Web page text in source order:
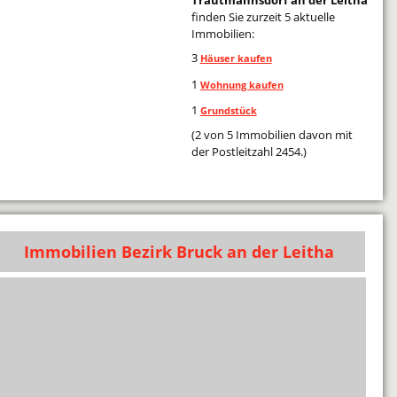
finden Sie zurzeit 5 aktuelle
Immobilien:
3 Häuser kaufen
1 Wohnung kaufen
1 Grundstück
(2 von 5 Immobilien davon mit
der Postleitzahl 2454.)
Immobilien Bezirk Bruck an der Leitha